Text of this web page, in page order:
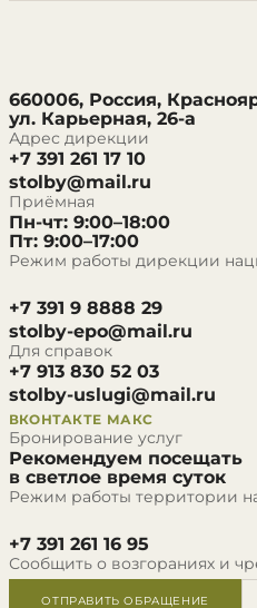
660006, Россия,
ул. Карьерная, 26-а
Адрес дирекции
+7 391 261 17 10
stolby@mail.ru
Приёмная
Пн-чт: 9:00–18:00
Пт: 9:00–17:00
Режим работы дирекции
+7 391 9 8888 29
stolby-epo@mail.ru
Для справок
+7 913 830 52 03
stolby-uslugi@mail.ru
ВКОНТАКТЕ МАКС
Бронирование услуг
Рекомендуем посещать
в светлое время суток
Режим работы территории
+7 391 261 16 95
Сообщить о возгораниях и
ОТПРАВИТЬ ОБРАЩЕНИЕ